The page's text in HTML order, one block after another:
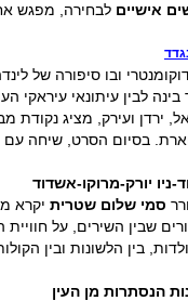
אישיים לבחירה, מפגש
בינה לבין עיתונאי עיראקי
ירדן ועירק, מציג
בסיום הסרט, שיחה עם
ניו יורק-מרוקו-אשדוד
סמי שלום שטרית יקרא
שבין השירים, על חוויית
בין הלשונות ובין
הנסתרות מן העין